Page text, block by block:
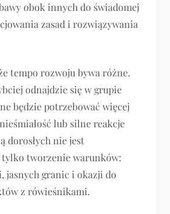
obok innych do świadomej
zasad i rozwiązywania
tempo rozwoju bywa różne.
odnajdzie się w grupie
będzie potrzebować więcej
lub silne reakcje
dorosłych nie jest
tylko tworzenie warunków:
jasnych granic i okazji do
z rówieśnikami.